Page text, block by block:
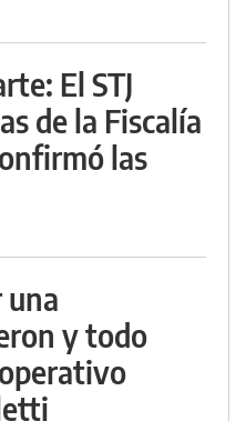
El STJ
de la Fiscalía
las
y todo